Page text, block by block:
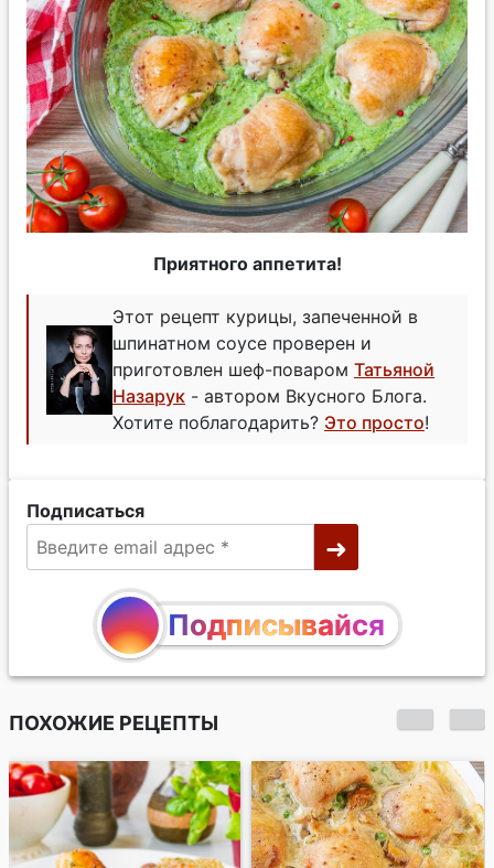
Приятного аппетита!
Этот рецепт курицы, запеченной в
шпинатном соусе проверен и
приготовлен шеф-поваром Татьяной
Назарук - автором Вкусного Блога.
Хотите поблагодарить? Это просто!
Подписаться
Подписывайся
ПОХОЖИЕ РЕЦЕПТЫ
Курица, запеченная
с лаймом